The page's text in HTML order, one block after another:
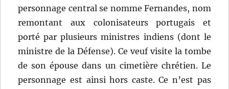
personnage central se nomme Fernandes, nom
remontant aux colonisateurs portugais et
porté par plusieurs ministres indiens (dont le
ministre de la Défense). Ce veuf visite la tombe
de son épouse dans un cimetière chrétien. Le
personnage est ainsi hors caste. Ce n’est pas